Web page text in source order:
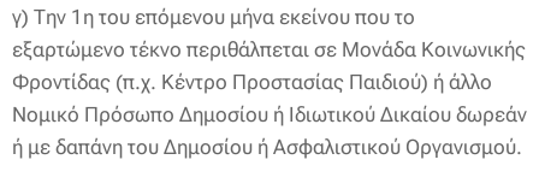
γ) Την 1η του επόμενου μήνα εκείνου που το
εξαρτώμενο τέκνο περιθάλπεται σε Μονάδα Κοινωνικής
Φροντίδας (π.χ. Κέντρο Προστασίας Παιδιού) ή άλλο
Νομικό Πρόσωπο Δημοσίου ή Ιδιωτικού Δικαίου δωρεάν
ή με δαπάνη του Δημοσίου ή Ασφαλιστικού Οργανισμού.